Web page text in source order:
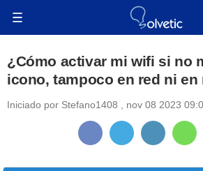
¿Cómo activar mi wifi si no
icono, tampoco en red ni en
Iniciado por Stefano1408 nov 08 2023